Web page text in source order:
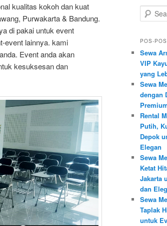
kualitas kokoh dan kuat
Purwakarta & Bandung.
di pakai untuk event
event lainnya. kami
Event anda akan
kesuksesan dan
Search
POS-
Sewa
VIP
yang
Sewa
dengan
Rental
Putih,
Depok
Elegan
Sewa
Ketat
Jakarta
dan
Sewa
Taplak
untuk